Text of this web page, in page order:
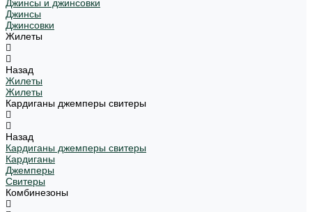
Джинсы и джинсовки
Джинсы
Джинсовки
Жилеты
Назад
Жилеты
Жилеты
Кардиганы джемперы свитеры
Назад
Кардиганы джемперы свитеры
Кардиганы
Джемперы
Свитеры
Комбинезоны